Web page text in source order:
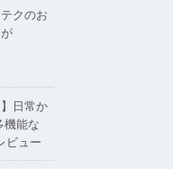
クのお
日常か
機能な
ビュー